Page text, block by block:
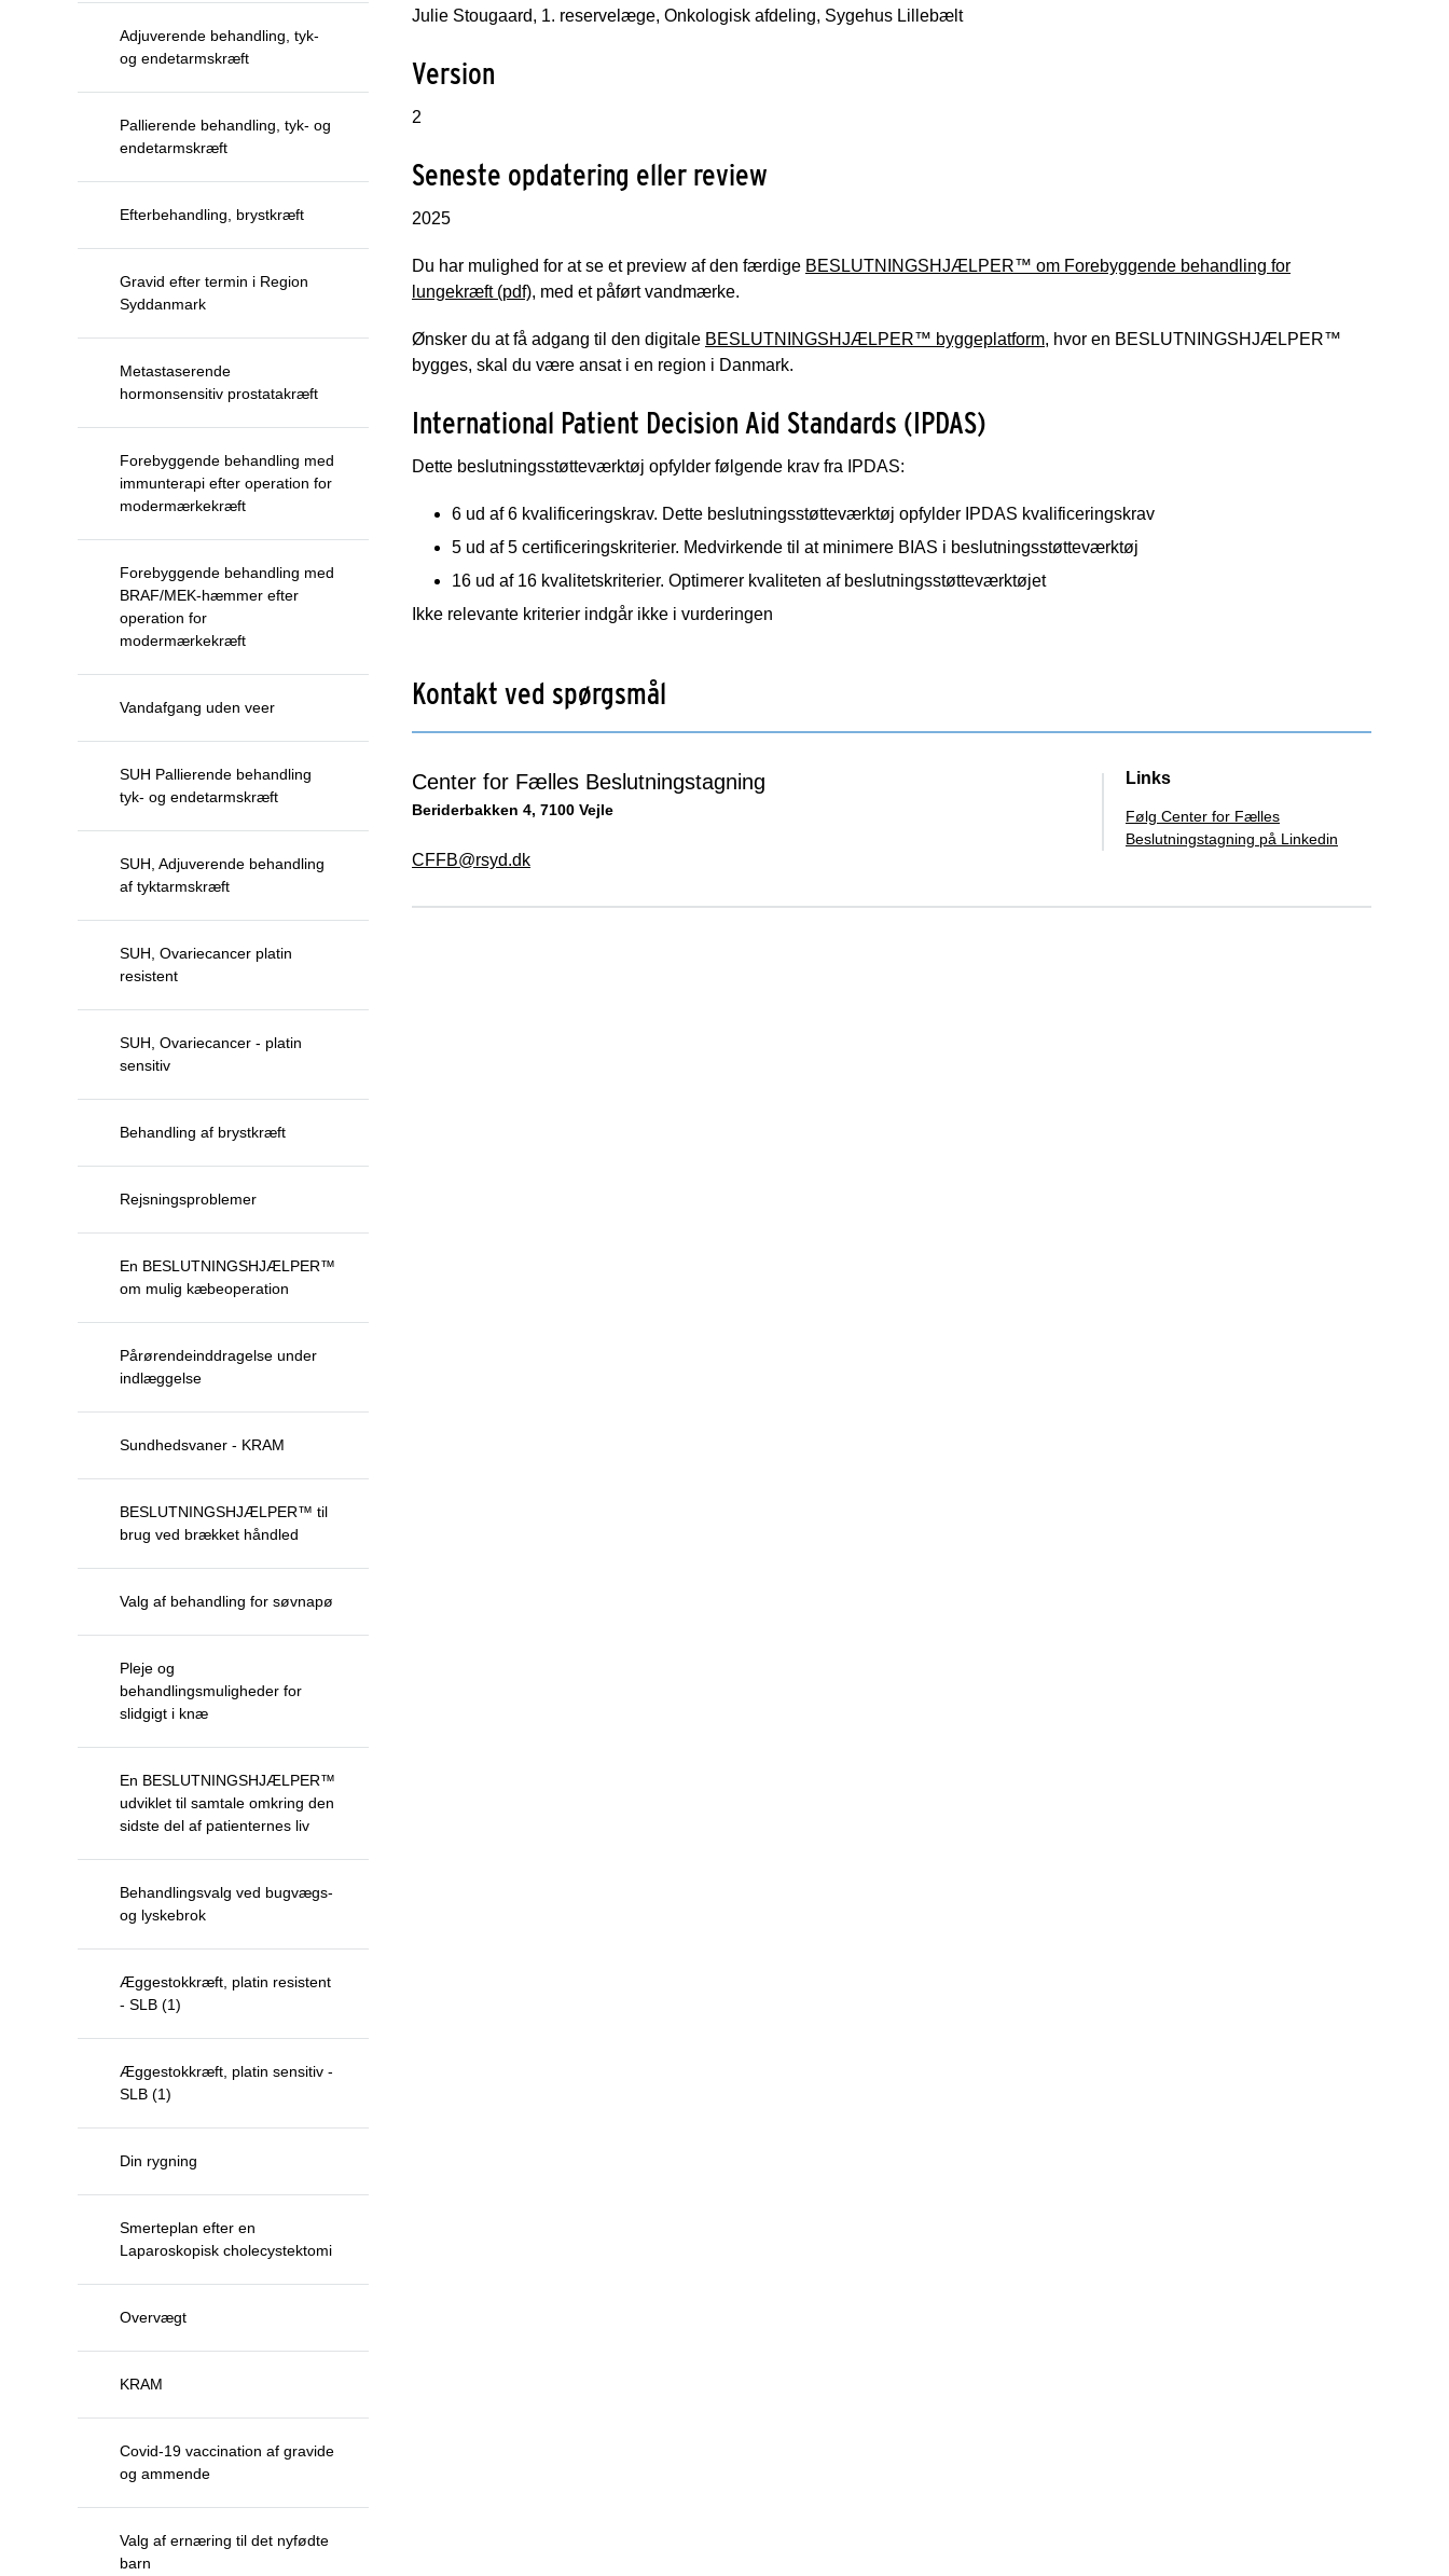
Adjuverende behandling, tyk-
og endetarmskræft
Pallierende behandling, tyk- og
endetarmskræft
Efterbehandling, brystkræft
Gravid efter termin i Region
Syddanmark
Metastaserende
hormonsensitiv prostatakræft
Forebyggende behandling med
immunterapi efter operation for
modermærkekræft
Forebyggende behandling med
BRAF/MEK-hæmmer efter
operation for
modermærkekræft
Vandafgang uden veer
SUH Pallierende behandling
tyk- og endetarmskræft
SUH, Adjuverende behandling
af tyktarmskræft
SUH, Ovariecancer platin
resistent
SUH, Ovariecancer - platin
sensitiv
Behandling af brystkræft
Rejsningsproblemer
En BESLUTNINGSHJÆLPER™
om mulig kæbeoperation
Pårørendeinddragelse under
indlæggelse
Sundhedsvaner - KRAM
BESLUTNINGSHJÆLPER™ til
brug ved brækket håndled
Valg af behandling for søvnapø
Pleje og
behandlingsmuligheder for
slidgigt i knæ
En BESLUTNINGSHJÆLPER™
udviklet til samtale omkring den
sidste del af patienternes liv
Behandlingsvalg ved bugvægs-
og lyskebrok
Æggestokkræft, platin resistent
- SLB (1)
Æggestokkræft, platin sensitiv -
SLB (1)
Din rygning
Smerteplan efter en
Laparoskopisk cholecystektomi
Overvægt
KRAM
Covid-19 vaccination af gravide
og ammende
Valg af ernæring til det nyfødte
barn
Julie Stougaard, 1. reservelæge, Onkologisk afdeling, Sygehus Lillebælt
Version
2
Seneste opdatering eller review
2025
Du har mulighed for at se et preview af den færdige BESLUTNINGSHJÆLPER™ om Forebyggende behandling for
lungekræft (pdf), med et påført vandmærke.
Ønsker du at få adgang til den digitale BESLUTNINGSHJÆLPER™ byggeplatform, hvor en BESLUTNINGSHJÆLPER™
bygges, skal du være ansat i en region i Danmark.
International Patient Decision Aid Standards (IPDAS)
Dette beslutningsstøtteværktøj opfylder følgende krav fra IPDAS:
6 ud af 6 kvalificeringskrav. Dette beslutningsstøtteværktøj opfylder IPDAS kvalificeringskrav
5 ud af 5 certificeringskriterier. Medvirkende til at minimere BIAS i beslutningsstøtteværktøj
16 ud af 16 kvalitetskriterier. Optimerer kvaliteten af beslutningsstøtteværktøjet
Ikke relevante kriterier indgår ikke i vurderingen
Kontakt ved spørgsmål
Links
Følg Center for Fælles
Beslutningstagning på Linkedin
Center for Fælles Beslutningstagning
Beriderbakken 4, 7100 Vejle
CFFB@rsyd.dk